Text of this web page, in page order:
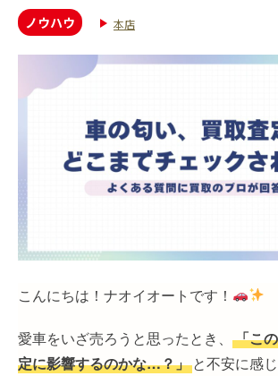
ノウハウ 本店
こんにちは！ナオイオートです！
愛車をいざ売ろうと思ったとき、
「こ
定に影響するのかな…？」 と不安に感